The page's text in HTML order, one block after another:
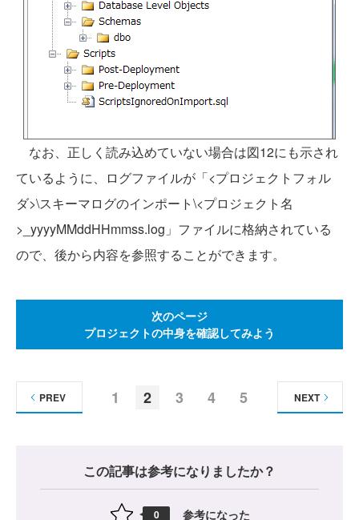
なお、正しく読み込めていない場合は図12にも示され
ているように、ログファイルが「<プロジェクトフォル
ダ>\スキーマログのインポート\<プロジェクト名
>_yyyyMMddHHmmss.log」ファイルに格納されている
ので、後から内容を参照することができます。
次のページ
プロジェクトの中身を確認してみよう
1 2 3 4 5
PREV NEXT
この記事は参考になりましたか？
0 参考になった